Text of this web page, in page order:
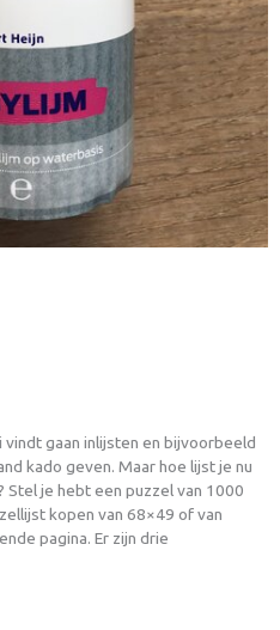
gaan inlijsten en bijvoorbeeld
kado geven. Maar hoe lijst je nu
Stel je hebt een puzzel van 1000
kopen van 68×49 of van
pagina. Er zijn drie